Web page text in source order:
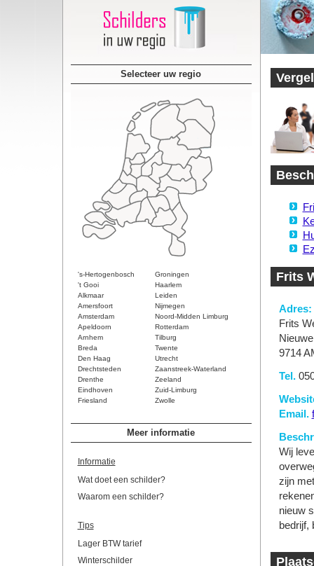
Selecteer uw regio
's-Hertogenbosch
Groningen
't Gooi
Haarlem
Alkmaar
Leiden
Amersfoort
Nijmegen
Amsterdam
Noord-Midden Limburg
Apeldoorn
Rotterdam
Arnhem
Tilburg
Breda
Twente
Den Haag
Utrecht
Drechtsteden
Zaanstreek-Waterland
Drenthe
Zeeland
Eindhoven
Zuid-Limburg
Friesland
Zwolle
Meer informatie
Informatie
Wat doet een schilder?
Waarom een schilder?
Tips
Lager BTW tarief
Winterschilder
Frits
Adres:
Frits
9714
Tel.
Email.
Wij
zijn
nieuw
bedrijf,